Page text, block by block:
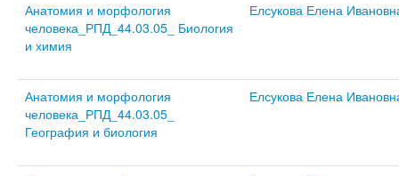
Анатомия и морфология
человека_РПД_44.03.05_ Биология
и химия
Елсукова Елена
Анатомия и морфология
человека_РПД_44.03.05_
География и биология
Елсукова Елена